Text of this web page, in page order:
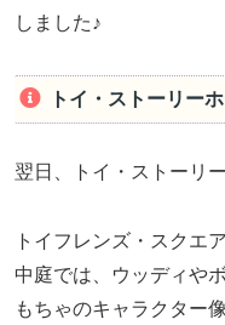
しました♪
トイ・ストーリー
翌日、トイ・ストーリ
トイフレンズ・スクエ
中庭では、ウッディや
もちゃのキャラクター